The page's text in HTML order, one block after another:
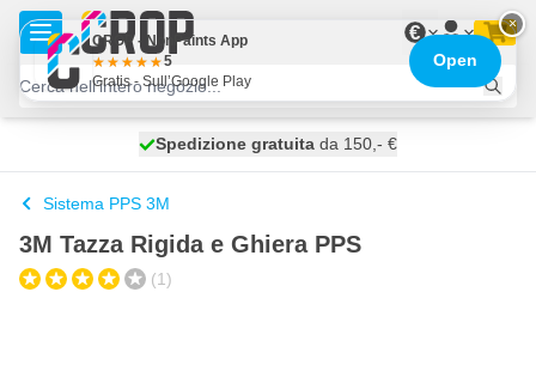
Salta al contenuto
€
spedito oggi
Spedizione gratuita da 150,- €
100 giorni
Sistema PPS 3M
3M Tazza Rigida e Ghiera PPS
(1)
×
CROP - NonPaints App
5
Gratis - Sull’Google Play
Open